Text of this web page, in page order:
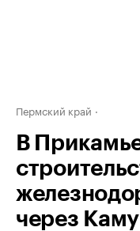
Пермский край
В
через Каму